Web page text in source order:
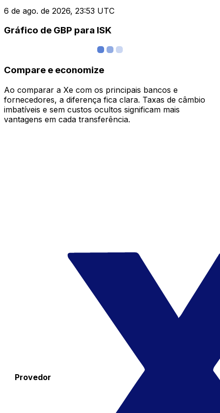
6 de ago. de 2026, 23:53 UTC
Gráfico de GBP para ISK
Compare e economize
Ao comparar a Xe com os principais bancos e
fornecedores, a diferença fica clara. Taxas de câmbio
imbatíveis e sem custos ocultos significam mais
vantagens em cada transferência.
Provedor